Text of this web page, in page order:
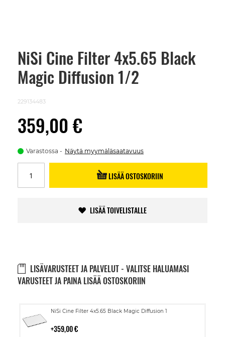
NiSi Cine Filter 4x5.65 Black
Magic Diffusion 1/2
229134483
359,00 €
Varastossa Näytä myymäläsaatavuus
LISÄÄ OSTOSKORIIN
LISÄÄ TOIVELISTALLE
LISÄVARUSTEET JA PALVELUT - VALITSE HALUAMASI
VARUSTEET JA PAINA LISÄÄ OSTOSKORIIN
NiSi Cine Filter 4x5.65 Black Magic Diffusion 1
359,00 €
Lisää
Skip
beginning
images